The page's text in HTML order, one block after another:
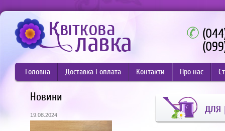
Головна Доставка і оплата Контакти Про нас
Новини
19.08.2024
для